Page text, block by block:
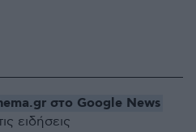
στο Google News
ειδήσεις